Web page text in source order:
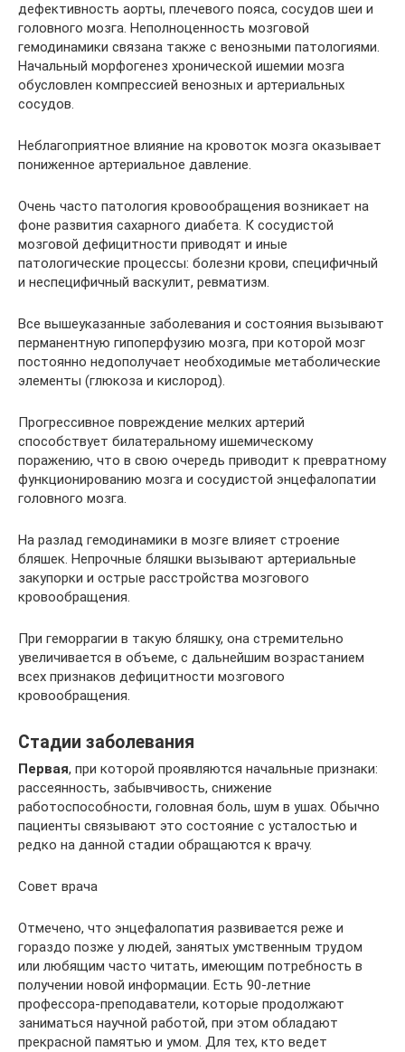
дефективность аорты, плечевого пояса, сосудов шеи и
головного мозга. Неполноценность мозговой
гемодинамики связана также с венозными патологиями.
Начальный морфогенез хронической ишемии мозга
обусловлен компрессией венозных и артериальных
сосудов.
Неблагоприятное влияние на кровоток мозга оказывает
пониженное артериальное давление.
Очень часто патология кровообращения возникает на
фоне развития сахарного диабета. К сосудистой
мозговой дефицитности приводят и иные
патологические процессы: болезни крови, специфичный
и неспецифичный васкулит, ревматизм.
Все вышеуказанные заболевания и состояния вызывают
перманентную гипоперфузию мозга, при которой мозг
постоянно недополучает необходимые метаболические
элементы (глюкоза и кислород).
Прогрессивное повреждение мелких артерий
способствует билатеральному ишемическому
поражению, что в свою очередь приводит к превратному
функционированию мозга и сосудистой энцефалопатии
головного мозга.
На разлад гемодинамики в мозге влияет строение
бляшек. Непрочные бляшки вызывают артериальные
закупорки и острые расстройства мозгового
кровообращения.
При геморрагии в такую бляшку, она стремительно
увеличивается в объеме, с дальнейшим возрастанием
всех признаков дефицитности мозгового
кровообращения.
Стадии заболевания
Первая, при которой проявляются начальные признаки:
рассеянность, забывчивость, снижение
работоспособности, головная боль, шум в ушах. Обычно
пациенты связывают это состояние с усталостью и
редко на данной стадии обращаются к врачу.
Совет врача
Отмечено, что энцефалопатия развивается реже и
гораздо позже у людей, занятых умственным трудом
или любящим часто читать, имеющим потребность в
получении новой информации. Есть 90-летние
профессора-преподаватели, которые продолжают
заниматься научной работой, при этом обладают
прекрасной памятью и умом. Для тех, кто ведет